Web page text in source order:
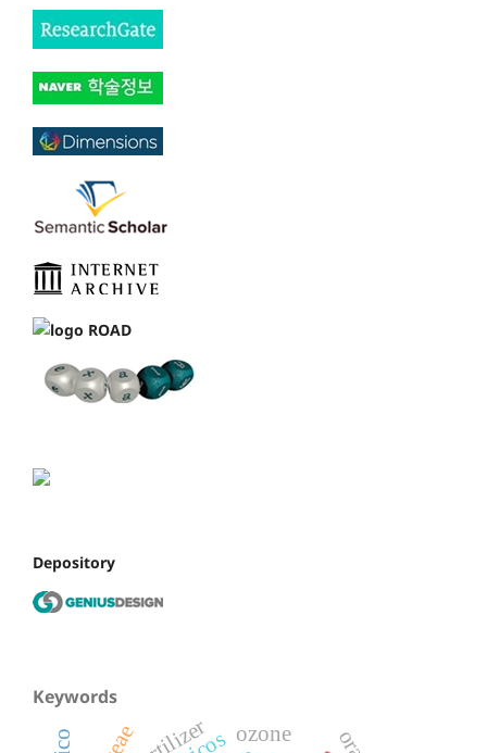
Depository
Keywords
ozone